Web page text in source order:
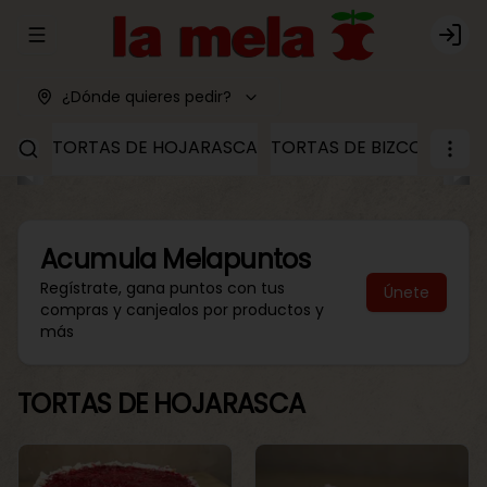
Abrir menu de navegación Login
¿Dónde quieres pedir?
TORTAS DE HOJARASCA TORTAS DE BIZCOCHO
Acumula Melapuntos
Regístrate, gana puntos con tus
compras y canjealos por productos y
más
Únete
TORTAS DE HOJARASCA